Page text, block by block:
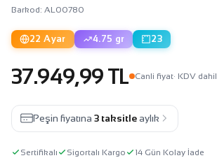
Barkod: AL00780
22 Ayar 4.75 gr 23
37.949,99 TL Canli fiyat· KDV dahil
Peşin fiyatına 3 taksitle aylık
Sertifikalı Sigortalı Kargo 14 Gün Kolay İade